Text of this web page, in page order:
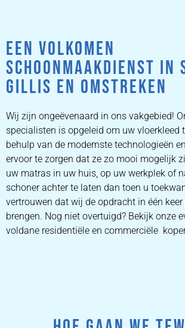
EEN VOLKOMEN
SCHOONMAAKDIENST IN
GILLIS EN OMSTREKEN
Wij zijn ongeëvenaard in ons vakgebied!
specialisten is opgeleid om uw vloerkleed
behulp van de modernste technologieën
ervoor te zorgen dat ze zo mooi mogelijk
uw matras in uw huis, op uw werkplek of
schoner achter te laten dan toen u
vertrouwen dat wij de opdracht in één
brengen. Nog niet overtuigd? Bekijk onze
voldane residentiële en commerciële